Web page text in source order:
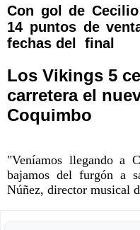
Con gol de
14 puntos de
fechas del final
Los Vikings 5
carretera el
Coquimbo
"Veníamos llegando a
bajamos del furgón a
Núñez, director musical